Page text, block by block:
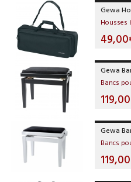
Gewa
Housses
Gewa
Bancs
Gewa
Bancs